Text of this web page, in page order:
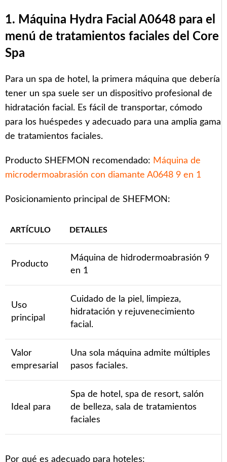
1. Máquina Hydra Facial A0648 para el
menú de tratamientos faciales del Core
Spa
Para un spa de hotel, la primera máquina que debería
tener un spa suele ser un dispositivo profesional de
hidratación facial. Es fácil de transportar, cómodo
para los huéspedes y adecuado para una amplia gama
de tratamientos faciales.
Producto SHEFMON recomendado: Máquina de
microdermoabrasión con diamante A0648 9 en 1
Posicionamiento principal de SHEFMON:
ARTÍCULO DETALLES
Producto
Máquina de hidrodermoabrasión 9
en 1
Uso
principal
Cuidado de la piel, limpieza,
hidratación y rejuvenecimiento
facial.
Valor
empresarial
Una sola máquina admite múltiples
pasos faciales.
Ideal para
Spa de hotel, spa de resort, salón
de belleza, sala de tratamientos
faciales
Por qué es adecuado para hoteles: